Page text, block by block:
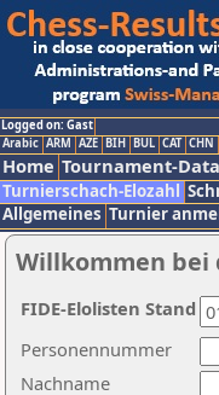
Logged on: Gast
Arabic ARM AZE BIH BUL CAT CHN
Home Tournament-
Turnierschach-Elozahl
Allgemeines Turnier
Willkommen bei
Nachname
Personennummer
FIDE-Elolisten Stand